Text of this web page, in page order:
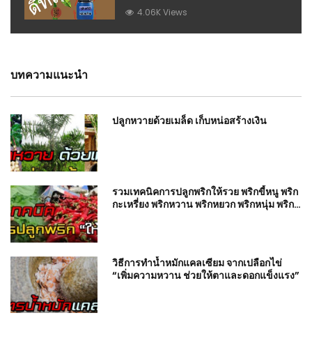
เกษตร
4.06K Views
บทความแนะนำ
ปลูกหวายด้วยเมล็ด เก็บหน่อสร้างเงิน
รวมเทคนิคการปลูกพริกให้รวย พริกขี้หนู พริก
กะเหรี่ยง พริกหวาน พริกหยวก พริกหนุ่ม พริก
วิธีการทำน้ำหมักแคลเซียม จากเปลือกไข่
“เพิ่มความหวาน ช่วยให้ตาและดอกแข็งแรง”